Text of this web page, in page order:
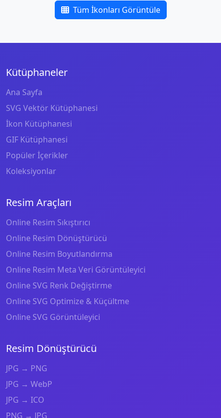
Tüm İkonları Görüntüle
Kütüphaneler
Ana Sayfa
SVG Vektör Kütüphanesi
İkon Kütüphanesi
GIF Kütüphanesi
Popüler İçerikler
Koleksiyonlar
Resim Araçları
Online Resim Sıkıştırıcı
Online Resim Dönüştürücü
Online Resim Boyutlandırma
Online Resim Meta Veri Görüntüleyici
Online SVG Renk Değiştirme
Online SVG Optimize & Küçültme
Online SVG Görüntüleyici
Resim Dönüştürücü
JPG → PNG
JPG → WebP
JPG → ICO
PNG → JPG